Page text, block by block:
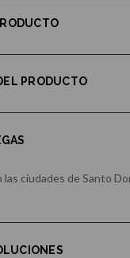
PRODUCTO
las ciudades de Santo